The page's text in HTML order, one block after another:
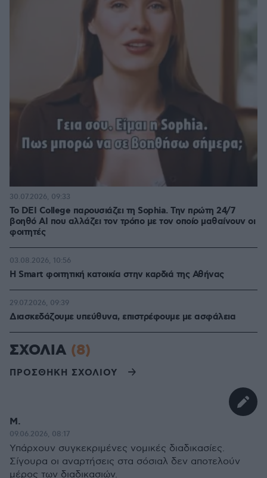
Το DEI College παρουσιάζει τη Sophia. Την πρώτη 24/7
βοηθό AI που αλλάζει τον τρόπο με τον οποίο μαθαίνουν οι
φοιτητές
30.07.2026, 09:33
Η Smart φοιτητική κατοικία στην καρδιά της Αθήνας
03.08.2026, 10:56
Διασκεδάζουμε υπεύθυνα, επιστρέφουμε με ασφάλεια
29.07.2026, 09:39
ΣΧΟΛΙΑ (8)
ΠΡΟΣΘΗΚΗ ΣΧΟΛΙΟΥ
Μ.
09.06.2026, 08:17
Υπάρχουν συγκεκριμένες νομικές διαδικασίες.
Σίγουρα οι αναρτήσεις στα σόσιαλ δεν αποτελούν
μέρος των διαδικασιών.